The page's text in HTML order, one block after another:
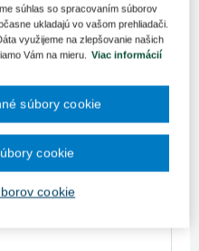
1. 1. 1968
Novelizovaný: 1.
súhlas so spracovaním súborov
ukladajú vo vašom prehliadači.
využijeme na zlepšovanie našich
Vám na mieru. Viac informácií
cookie
súbory cookie
cookie